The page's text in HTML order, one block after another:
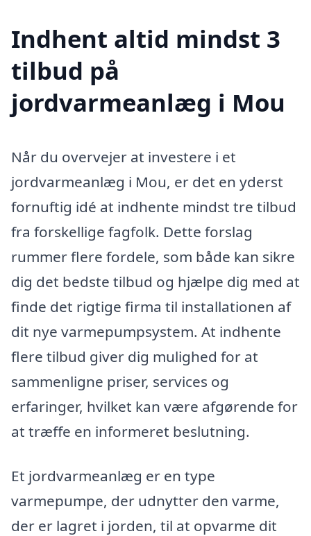
Indhent altid mindst 3
tilbud på
jordvarmeanlæg i Mou
Når du overvejer at investere i et
jordvarmeanlæg i Mou, er det en yderst
fornuftig idé at indhente mindst tre tilbud
fra forskellige fagfolk. Dette forslag
rummer flere fordele, som både kan sikre
dig det bedste tilbud og hjælpe dig med at
finde det rigtige firma til installationen af
dit nye varmepumpsystem. At indhente
flere tilbud giver dig mulighed for at
sammenligne priser, services og
erfaringer, hvilket kan være afgørende for
at træffe en informeret beslutning.
Et jordvarmeanlæg er en type
varmepumpe, der udnytter den varme,
der er lagret i jorden, til at opvarme dit